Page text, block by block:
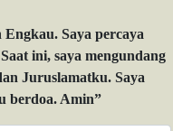
Saya percaya
ini, saya mengundang
Juruslamatku. Saya
berdoa. Amin”